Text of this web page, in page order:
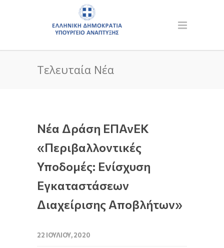
Τελευταία Νέα
Νέα Δράση ΕΠΑνΕΚ
«Περιβαλλοντικές
Υποδομές: Ενίσχυση
Εγκαταστάσεων
Διαχείρισης Αποβλήτων»
22 ΙΟΥΛΊΟΥ, 2020